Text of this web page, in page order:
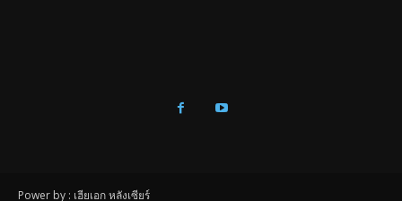
Power by : เฮียเอก หลังเซียร์